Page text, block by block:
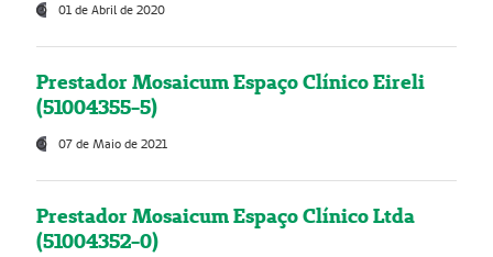
01 de Abril de 2020
Prestador Mosaicum Espaço Clínico Eireli
(51004355-5)
07 de Maio de 2021
Prestador Mosaicum Espaço Clínico Ltda
(51004352-0)